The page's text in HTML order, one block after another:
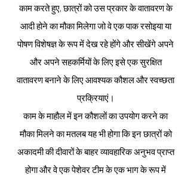
काम करते हुए, छात्रों को उस प्रकार के वातावरण के
आदी होने का मौका मिलेगा जो वे एक पाक रसोइया या
पोषण विशेषज्ञ के रूप में देख रहे होंगे और सीखेंगे अपने
और अपने सहकर्मियों के लिए इसे एक सुरक्षित
वातावरण बनाने के लिए आवश्यक कौशल और स्वच्छता
प्रक्रियाएं।
काम के माहौल में इन कौशलों का उपयोग करने का
मौका मिलने का मतलब यह भी होगा कि इन छात्रों को
अकादमी की दीवारों के बाहर व्यावहारिक अनुभव प्राप्त
होगा और वे एक पेशेवर टीम के एक भाग के रूप में